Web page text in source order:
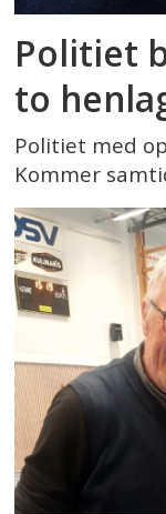
Politiet
to
Politiet med
Kommer